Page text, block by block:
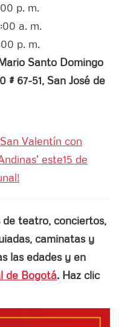
p. m.
a. m.
p. m.
Santo Domingo
# 67-51, San José de
Valentín con
este15 de
de teatro, conciertos,
caminatas y
las edades y en
de Bogotá. Haz clic